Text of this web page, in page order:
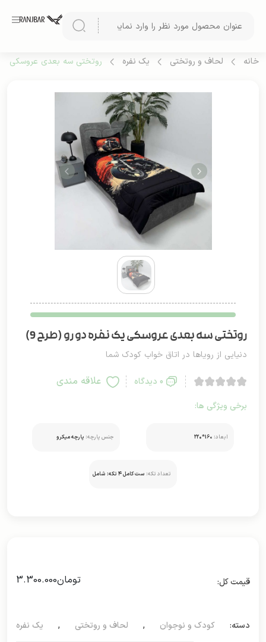
خانه لحاف و روتختی یک نفره روتختی سه بعدی عروسکی
روتختی سه بعدی عروسکی یک نفره دو رو (طرح 9)
دنیایی از رویاها در اتاق خواب کودک شما
0 دیدگاه علاقه مندی
برخی ویژگی ها:
ابعاد: 160*۲۲۰ جنس پارچه: پارچه میکرو
تعداد تکه: ست کامل ۴ تکه: شامل
تومان3.300.000
دسته: کودک و نوجوان , لحاف و روتختی , یک نفره